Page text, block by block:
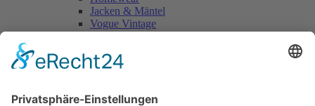
Jacken & Mäntel
Vogue Vintage
Accessoires
Kleider